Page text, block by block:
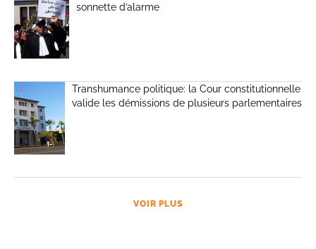
sonnette d’alarme
Transhumance politique: la Cour constitutionnelle
valide les démissions de plusieurs parlementaires
VOIR PLUS